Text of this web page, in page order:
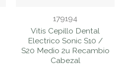
179194
Vitis Cepillo Dental
Electrico Sonic S10 /
S20 Medio 2u Recambio
Cabezal